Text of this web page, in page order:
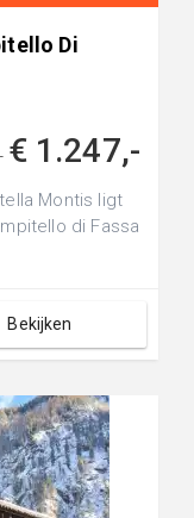
Di
€ 1.247,-
Montis ligt
di Fassa
Bekijken